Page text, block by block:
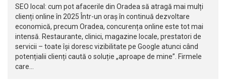
SEO local: cum pot afacerile din Oradea să atragă mai mulți
clienți online în 2025 Într-un oraș în continuă dezvoltare
economică, precum Oradea, concurența online este tot mai
intensă. Restaurante, clinici, magazine locale, prestatori de
servicii – toate își doresc vizibilitate pe Google atunci când
potențialii clienți caută o soluție „aproape de mine”. Firmele
care…